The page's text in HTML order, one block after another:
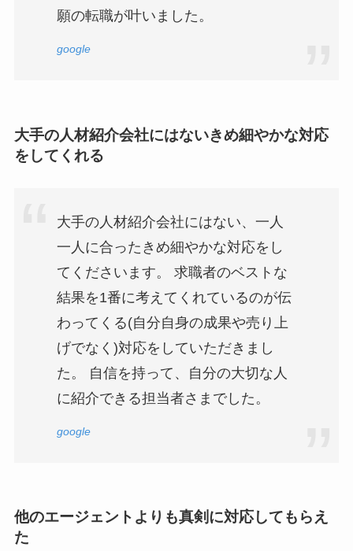
願の転職が叶いました。
google
大手の人材紹介会社にはないきめ細やかな対応
をしてくれる
大手の人材紹介会社にはない、一人
一人に合ったきめ細やかな対応をし
てくださいます。 求職者のベストな
結果を1番に考えてくれているのが伝
わってくる(自分自身の成果や売り上
げでなく)対応をしていただきまし
た。 自信を持って、自分の大切な人
に紹介できる担当者さまでした。
google
他のエージェントよりも真剣に対応してもらえ
た